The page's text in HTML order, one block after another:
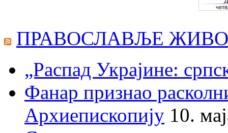
ПРАВОСЛАВЉЕ
„Распад Украјине:
Фанар признао
Архиепископију 10.